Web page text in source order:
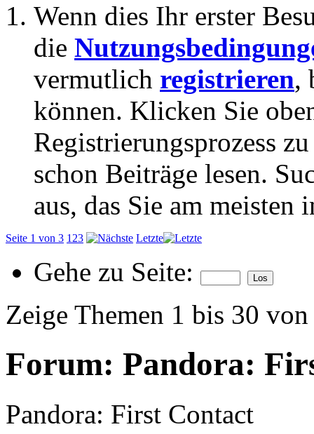
Wenn dies Ihr erster
die
vermutlich registrieren,
können. Klicken Sie
Registrierungsprozess
schon Beiträge lesen.
aus, das Sie am meisten
Seite 1 von 3 1 23 Letzte
Gehe zu Seite:
Zeige Themen 1 bis 30
Forum: Pandora:
Pandora: First Contact